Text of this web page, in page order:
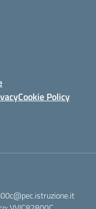
Cookie Policy